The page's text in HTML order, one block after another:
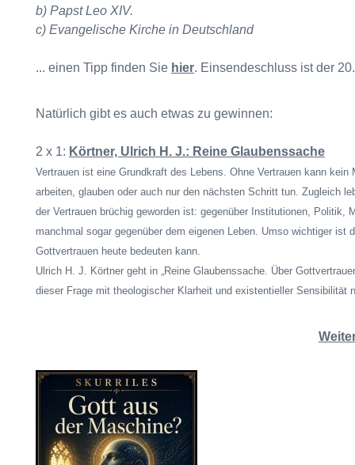
b) Papst Leo XIV.
c) Evangelische Kirche in Deutschland
... einen Tipp finden Sie hier. Einsendeschluss ist der
Natürlich gibt es auch etwas zu gewinnen:
2 x 1: Körtner, Ulrich H. J.: Reine Glaubenssache
Vertrauen ist eine Grundkraft des Lebens. Ohne Vertrauen kann kein
arbeiten, glauben oder auch nur den nächsten Schritt tun. Zugleich
der Vertrauen brüchig geworden ist: gegenüber Institutionen, Politik,
manchmal sogar gegenüber dem eigenen Leben. Umso wichtiger ist
Gottvertrauen heute bedeuten kann.
Ulrich H. J. Körtner geht in „Reine Glaubenssache. Über
dieser Frage mit theologischer Klarheit und existentieller Sensibilität